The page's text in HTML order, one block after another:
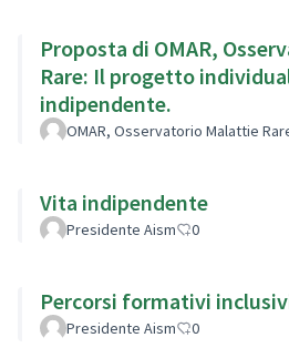
Proposta di OMAR,
Rare: Il progetto
indipendente.
OMAR, Osservatorio Malattie
Vita indipendente
Presidente Aism 0
Percorsi formativi
Presidente Aism 0